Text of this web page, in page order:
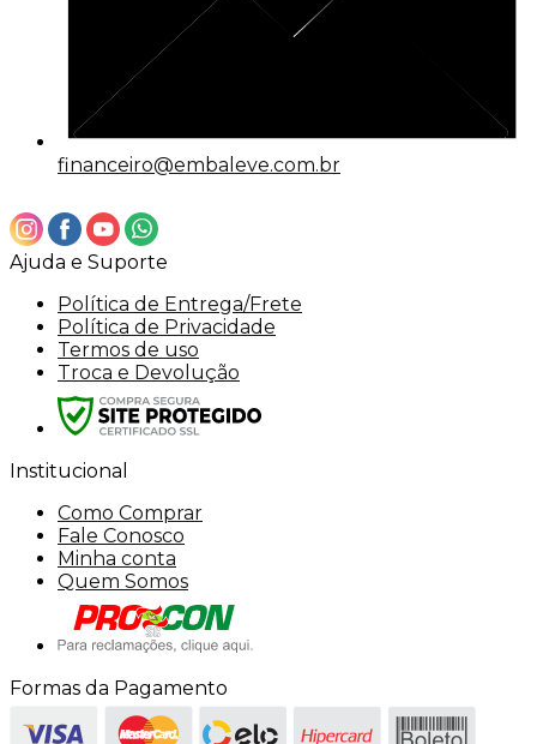
financeiro@embaleve.com.br
Ajuda e Suporte
Política de Entrega/Frete
Política de Privacidade
Termos de uso
Troca e Devolução
Institucional
Como Comprar
Fale Conosco
Minha conta
Quem Somos
Formas da Pagamento